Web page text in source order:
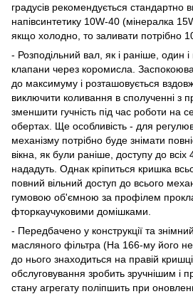
градусів рекомендується стандартно
напівсинтетику 10W-40 (мінералка
якщо холодно, то заливати потрібно
- Розподільний вал, як і раніше, один і
клапани через коромисла.
до максимуму і розташовується
виключити коливання в сполученні з
зменшити гучність під час роботи на
обертах. Ще особливість - для
механізму потрібно буде знімати
вікна, як були раніше, доступу до всіх
нададуть. Однак кріпиться кришка
повний вільний доступ до всього
гумовою об'ємною за профілем
фторкаучуковими домішками.
- Передбачено у конструкції та
масляного фільтра (На 166-му його
до нього знаходиться на правій
обслуговування зробить зручнішим і
стану агрегату поліпшить при